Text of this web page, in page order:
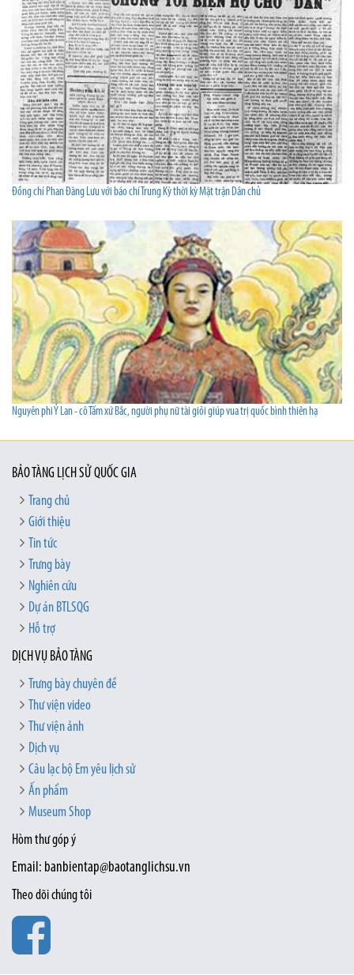
Đồng chí Phan Đăng Lưu với báo chí Trung Kỳ thời kỳ Mặt trận Dân chủ
Nguyên phi Ỷ Lan - cô Tấm xứ Bắc, người phụ nữ tài giỏi giúp vua trị quốc bình thiên hạ
BẢO TÀNG LỊCH SỬ QUỐC GIA
Trang chủ
Giới thiệu
Tin tức
Trưng bày
Nghiên cứu
Dự án BTLSQG
Hỗ trợ
DỊCH VỤ BẢO TÀNG
Trưng bày chuyên đề
Thư viện video
Thư viện ảnh
Dịch vụ
Câu lạc bộ Em yêu lịch sử
Ấn phẩm
Museum Shop
Hòm thư góp ý
Email: banbientap@baotanglichsu.vn
Theo dõi chúng tôi